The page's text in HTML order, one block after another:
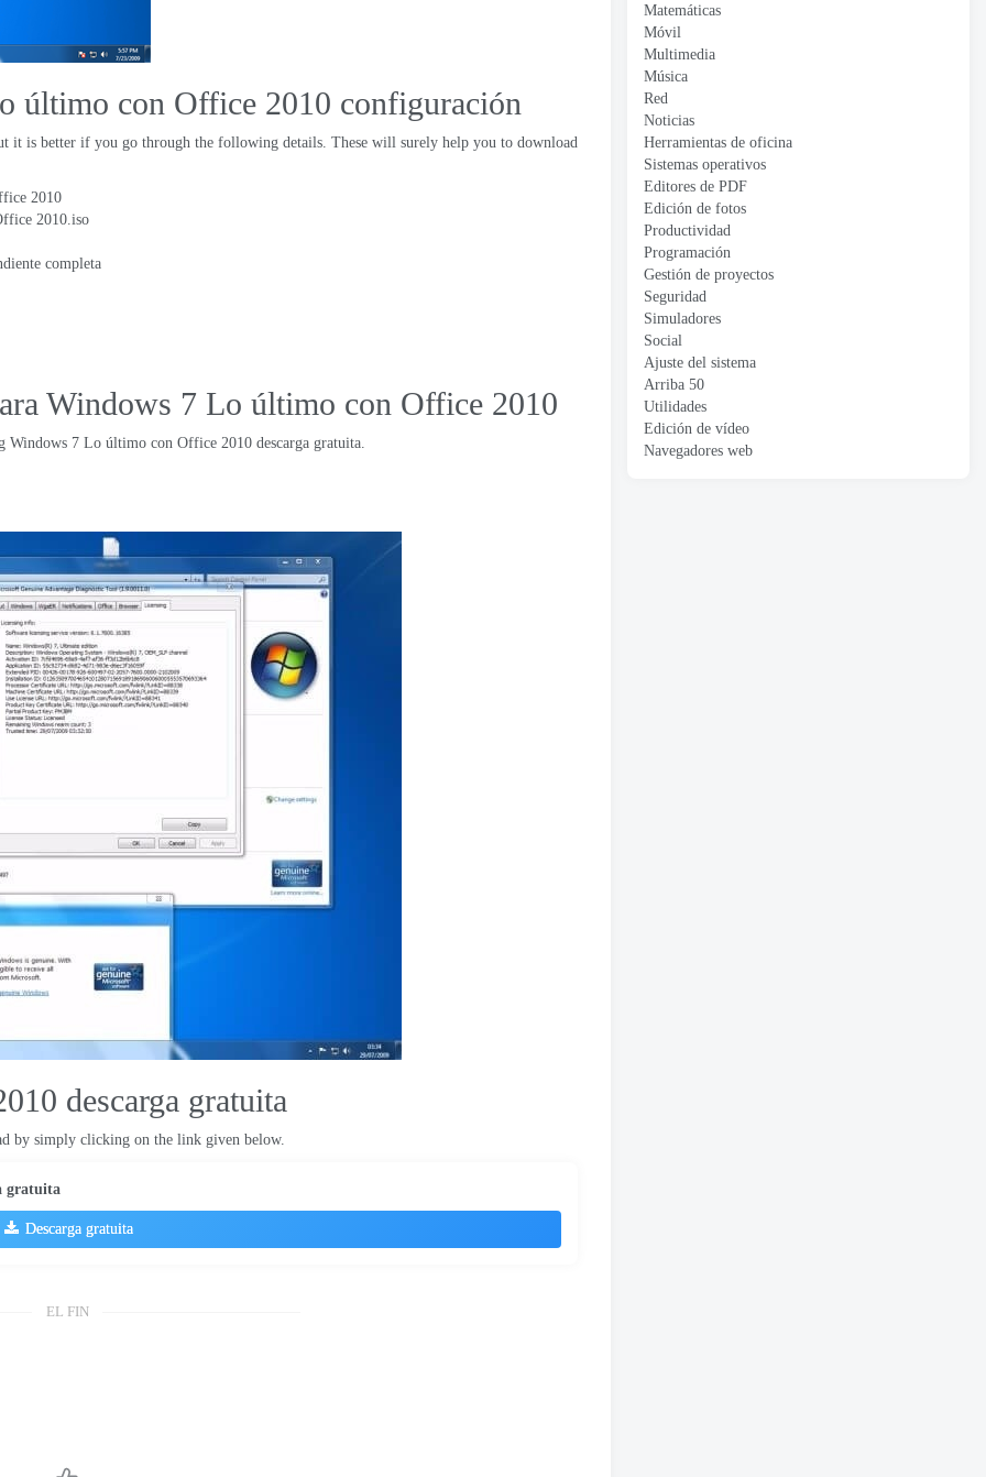
último con Office 2010 configuración
it is better if you go through the following details. These will surely help you to download
2010
2010.iso
completa
Windows 7 Lo último con Office 2010
Windows 7 Lo último con Office 2010 descarga gratuita.
descarga gratuita
by simply clicking on the link given below.
gratuita
Descarga gratuita
EL FIN
Matemáticas
Móvil
Multimedia
Música
Red
Noticias
Herramientas de oficina
Sistemas operativos
Editores de PDF
Edición de fotos
Productividad
Programación
Gestión de proyectos
Seguridad
Simuladores
Social
Ajuste del sistema
Arriba 50
Utilidades
Edición de vídeo
Navegadores web